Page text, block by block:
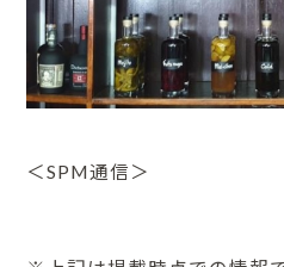
＜SPM通信＞